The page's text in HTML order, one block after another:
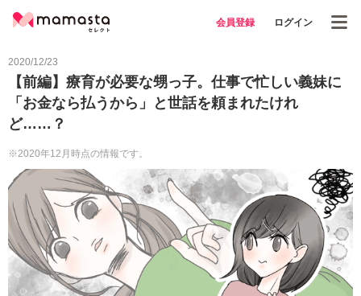
会員登録 ログイン
2020/12/23
【前編】療育が必要な甥っ子。仕事で忙しい義妹に
「お金なら払うから」と世話を頼まれたけれ
ど……？
※2020年12月時点の情報です。